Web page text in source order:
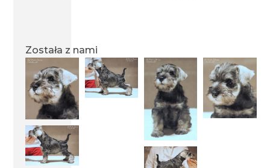
miot T 15.07.2008
Została z nami